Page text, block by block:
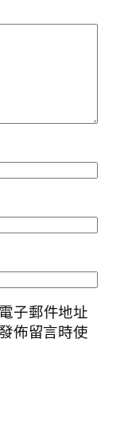
子郵件地址
佈留言時使